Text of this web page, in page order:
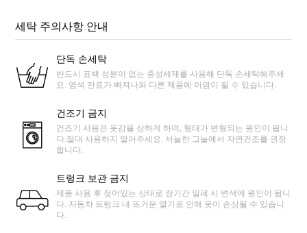
세탁 주의사항 안내
단독 손세탁
반드시 표백 성분이 없는 중성세제를 사용해 단독 손세탁해주세
요. 염색 잔료가 빠져나와 다른 제품에 이염이 될 수 있습니다.
건조기 금지
건조기 사용은 옷감을 상하게 하며, 형태가 변형되는 원인이 됩니
다.절대 사용하지 말아주세요. 서늘한 그늘에서 자연건조를 권장
합니다.
트렁크 보관 금지
제품 사용 후 젖어있는 상태로 장기간 밀폐 시 변색에 원인이 됩니
다. 자동차 트렁크 내 뜨거운 열기로 인해 옷이 손상될 수 있습니
다.